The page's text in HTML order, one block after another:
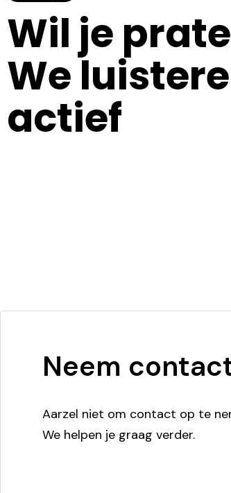
Wil je
We
actief
Neem
Aarzel niet om contact op te
We helpen je graag verder.